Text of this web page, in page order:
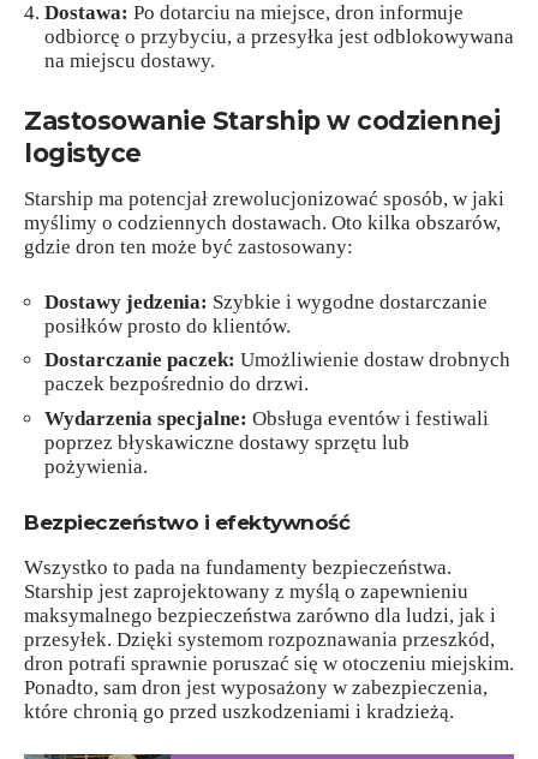
Dostawa: Po dotarciu na miejsce, dron informuje
odbiorcę o przybyciu, a przesyłka jest odblokowywana
na miejscu dostawy.
Zastosowanie Starship w codziennej
logistyce
Starship ma potencjał zrewolucjonizować sposób, w jaki
myślimy o codziennych dostawach. Oto kilka obszarów,
gdzie dron ten może być zastosowany:
Dostawy jedzenia: Szybkie i wygodne dostarczanie
posiłków prosto do klientów.
Dostarczanie paczek: Umożliwienie dostaw drobnych
paczek bezpośrednio do drzwi.
Wydarzenia specjalne: Obsługa eventów i festiwali
poprzez błyskawiczne dostawy sprzętu lub
pożywienia.
Bezpieczeństwo i efektywność
Wszystko to pada na fundamenty bezpieczeństwa.
Starship jest zaprojektowany z myślą o zapewnieniu
maksymalnego bezpieczeństwa zarówno dla ludzi, jak i
przesyłek. Dzięki systemom rozpoznawania przeszkód,
dron potrafi sprawnie poruszać się w otoczeniu miejskim.
Ponadto, sam dron jest wyposażony w zabezpieczenia,
które chronią go przed uszkodzeniami i kradzieżą.